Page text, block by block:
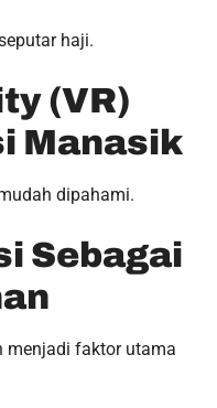
haji.
(VR)
Manasik
dipahami.
Sebagai
menjadi faktor utama